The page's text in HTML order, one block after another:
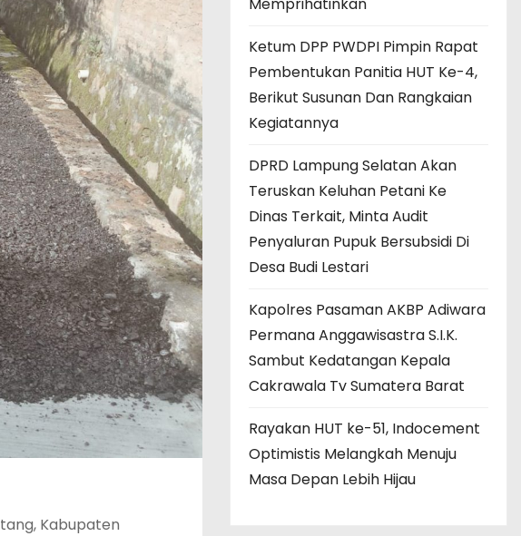
Kabupaten
Ketum DPP PWDPI Pimpin Rapat
Pembentukan Panitia HUT Ke-4,
Berikut Susunan Dan Rangkaian
Kegiatannya
DPRD Lampung Selatan Akan
Teruskan Keluhan Petani Ke
Dinas Terkait, Minta Audit
Penyaluran Pupuk Bersubsidi Di
Desa Budi Lestari
Kapolres Pasaman AKBP Adiwara
Permana Anggawisastra S.I.K.
Sambut Kedatangan Kepala
Cakrawala Tv Sumatera Barat
Rayakan HUT ke-51, Indocement
Optimistis Melangkah Menuju
Masa Depan Lebih Hijau